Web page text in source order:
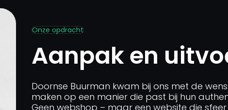
Onze opdracht
Aanpak en
Doornse Buurman kwam bij ons met de
maken op een manier die past bij hun
Geen webshop – maar een website die